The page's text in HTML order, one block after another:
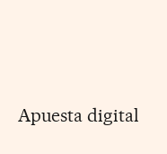
Apuesta digital